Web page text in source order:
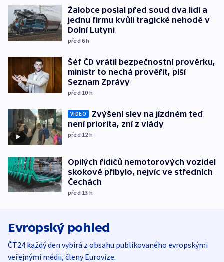
Žalobce poslal před soud dva lidi a
jednu firmu kvůli tragické nehodě v
Dolní Lutyni
před 6h
Šéf ČD vrátil bezpečnostní prověrku,
ministr to nechá prověřit, píší
Seznam Zprávy
před 10 h
VIDEO
Zvýšení slev na jízdném teď
není priorita, zní z vlády
před 12 h
Opilých řidičů nemotorových vozidel
skokově přibylo, nejvíc ve středních
Čechách
před 13 h
Evropský pohled
ČT24 každý den vybírá z obsahu publikovaného evropskými
veřejnými médii, členy Eurovize.